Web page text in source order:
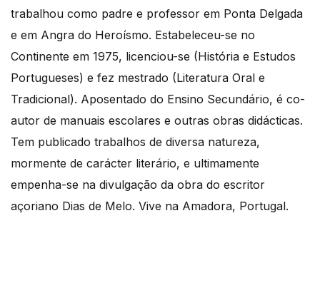
trabalhou como padre e professor em Ponta Delgada
e em Angra do Heroísmo. Estabeleceu-se no
Continente em 1975, licenciou-se (História e Estudos
Portugueses) e fez mestrado (Literatura Oral e
Tradicional). Aposentado do Ensino Secundário, é co-
autor de manuais escolares e outras obras didácticas.
Tem publicado trabalhos de diversa natureza,
mormente de carácter literário, e ultimamente
empenha-se na divulgação da obra do escritor
açoriano Dias de Melo. Vive na Amadora, Portugal.